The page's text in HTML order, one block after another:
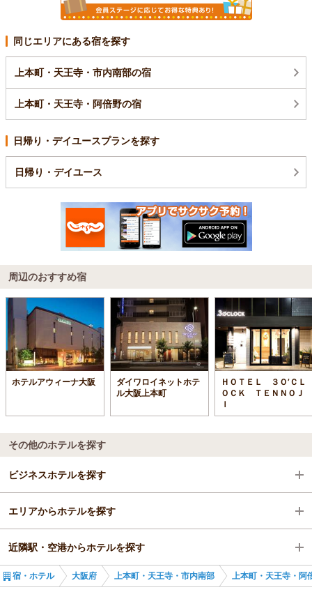
同じエリアにある宿を探す
上本町・天王寺・市内南部の宿
上本町・天王寺・阿倍野の宿
日帰り・デイユースプランを探す
日帰り・デイユース
周辺のおすすめ宿
ホテルアウィーナ大阪
ダイワロイネットホテ
ル大阪上本町
ＨＯＴＥＬ ３Ｏ’ＣＬ
ＯＣＫ ＴＥＮＮＯＪ
Ｉ
その他のホテルを探す
ビジネスホテルを探す
大阪府
上本町・天王寺・市内南部
上本町・天王寺・阿倍野
エリアからホテルを探す
大阪府
上本町・天王寺・市内南部
近隣駅・空港からホテルを探す
大阪上本町駅
宿・ホテル 大阪府 上本町・天王寺・市内南部 上本町・天王寺・阿